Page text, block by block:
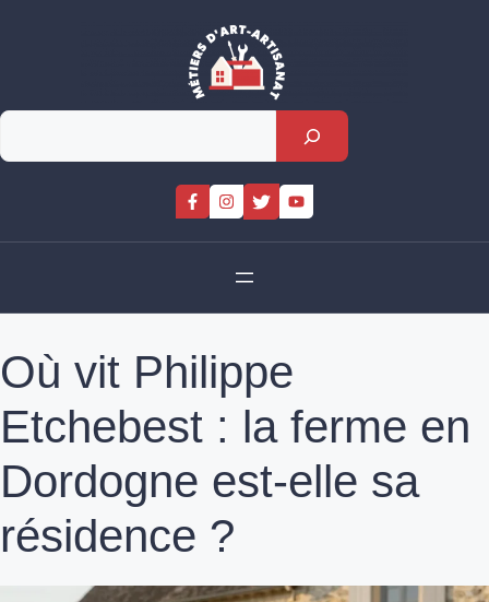
Rechercher
Où vit Philippe
Etchebest : la ferme en
Dordogne est-elle sa
résidence ?